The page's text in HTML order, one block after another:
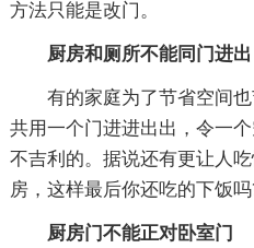
方法只能是改门。
厨房和厕所不能同门进出
有的家庭为了节省空间也
共用一个门进进出出，令一
不吉利的。据说还有更让人
房，这样最后你还吃的下饭
厨房门不能正对卧室门